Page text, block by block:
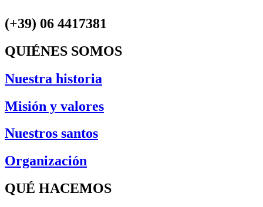
(+39) 06 4417381
QUIÉNES SOMOS
Nuestra historia
Misión y valores
Nuestros santos
Organización
QUÉ HACEMOS